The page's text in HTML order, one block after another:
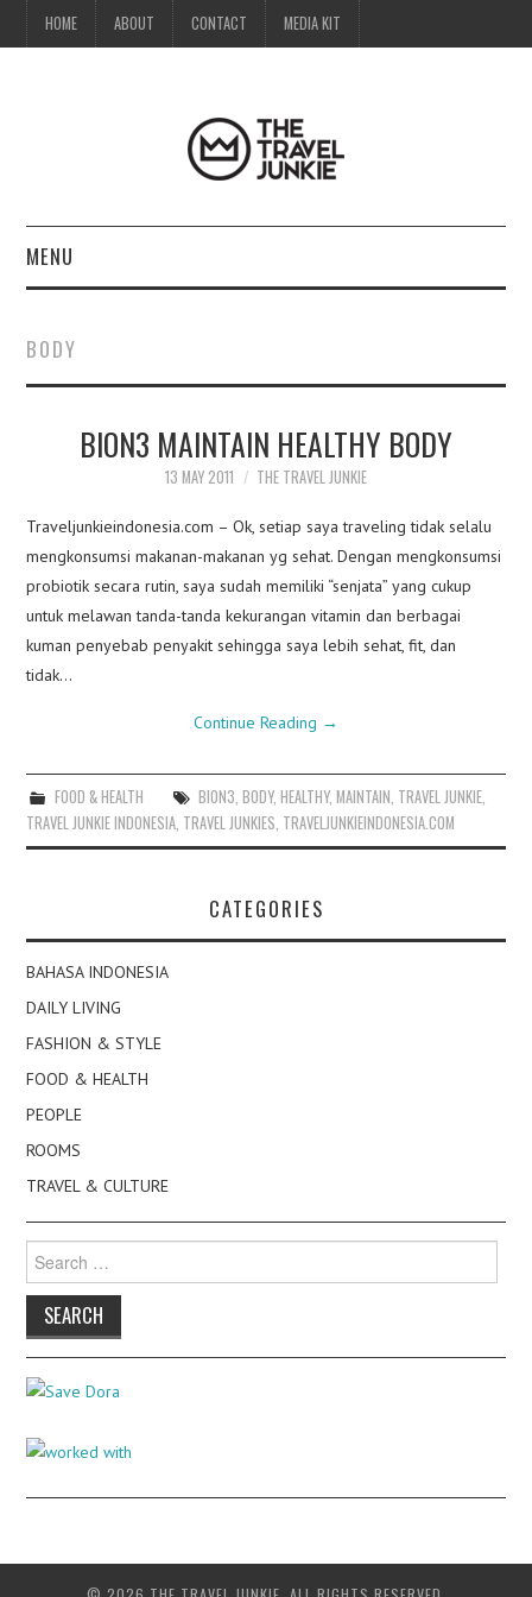
HOME ABOUT CONTACT MEDIA KIT
MENU
ABOUT
CONTACT
BODY
BION3 MAINTAIN HEALTHY BODY
13 MAY 2011 THE TRAVEL JUNKIE
Traveljunkieindonesia.com – Ok, setiap saya traveling tidak selalu
mengkonsumsi makanan-makanan yg sehat. Dengan mengkonsumsi
probiotik secara rutin, saya sudah memiliki “senjata” yang cukup
untuk melawan tanda-tanda kekurangan vitamin dan berbagai
kuman penyebab penyakit sehingga saya lebih sehat, fit, dan
tidak…
Continue Reading →
FOOD & HEALTH BION3 BODY, HEALTHY, MAINTAIN TRAVEL JUNKIE,
TRAVEL JUNKIE INDONESIA TRAVEL JUNKIES TRAVELJUNKIEINDONESIA.COM
CATEGORIES
BAHASA INDONESIA
DAILY LIVING
FASHION & STYLE
FOOD & HEALTH
PEOPLE
ROOMS
TRAVEL & CULTURE
for: